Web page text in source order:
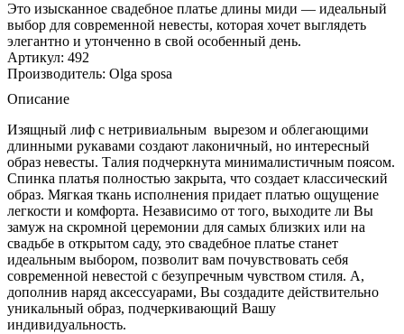
Это изысканное свадебное платье длины миди — идеальный
выбор для современной невесты, которая хочет выглядеть
элегантно и утонченно в свой особенный день.
Артикул: 492
Производитель: Olga sposa
Описание
Изящный лиф с нетривиальным вырезом и облегающими
длинными рукавами создают лаконичный, но интересный
образ невесты. Талия подчеркнута минималистичным поясом.
Спинка платья полностью закрыта, что создает классический
образ. Мягкая ткань исполнения придает платью ощущение
легкости и комфорта. Независимо от того, выходите ли Вы
замуж на скромной церемонии для самых близких или на
свадьбе в открытом саду, это свадебное платье станет
идеальным выбором, позволит вам почувствовать себя
современной невестой с безупречным чувством стиля. А,
дополнив наряд аксессуарами, Вы создадите действительно
уникальный образ, подчеркивающий Вашу
индивидуальность.